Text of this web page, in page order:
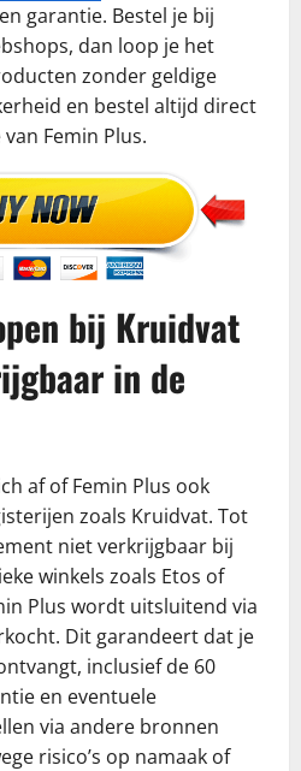
garantie. Bestel je bij
dan loop je het
zonder geldige
en bestel altijd direct
Femin Plus.
bij Kruidvat
in de
af of Femin Plus ook
zoals Kruidvat. Tot
niet verkrijgbaar bij
winkels zoals Etos of
Plus wordt uitsluitend via
Dit garandeert dat je
inclusief de 60
en eventuele
via andere bronnen
risico’s op namaak of